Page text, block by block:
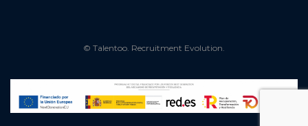
© Talentoo. Recruitment Evolution.